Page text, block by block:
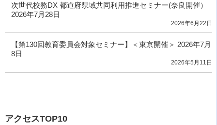
次世代校務DX 都道府県域共同利用推進セミナー(奈良開催）
2026年7月28日
2026年6月22日
【第130回教育委員会対象セミナー】＜東京開催＞ 2026年7月
8日
2026年5月11日
アクセスTOP10